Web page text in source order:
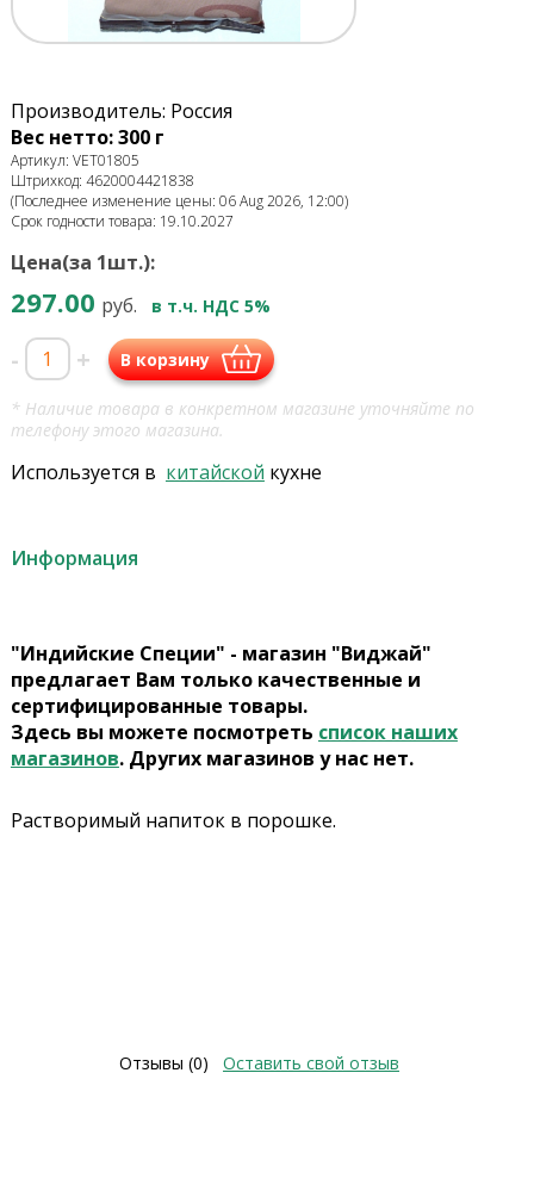
Производитель: Россия
Вес нетто: 300 г
Артикул: VET01805
Штрихкод: 4620004421838
(Последнее изменение цены: 06 Aug 2026, 12:00)
Срок годности товара: 19.10.2027
Цена(за 1шт.):
297.00 руб. в т.ч. НДС 5%
- + В корзину
* Наличие товара в конкретном магазине уточняйте по
телефону этого магазина.
Используется в китайской кухне
Информация
"Индийские Специи" - магазин "Виджай"
предлагает Вам только качественные и
сертифицированные товары.
Здесь вы можете посмотреть список наших
магазинов. Других магазинов у нас нет.
Растворимый напиток в порошке.
Отзывы (0) Оставить свой отзыв